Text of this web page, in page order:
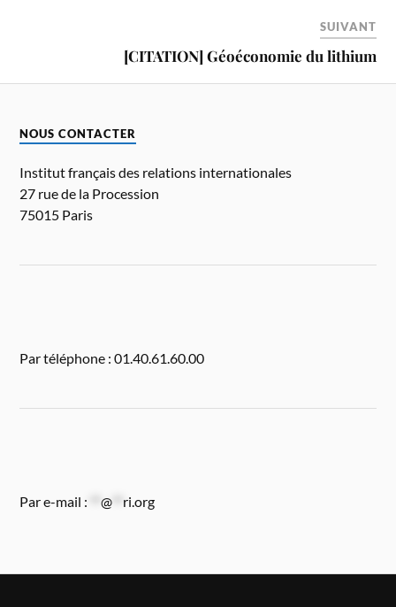
SUIVANT
[CITATION] Géoéconomie du lithium
NOUS CONTACTER
Institut français des relations internationales
27 rue de la Procession
75015 Paris
Par téléphone : 01.40.61.60.00
Par e-mail : **@ ri.org